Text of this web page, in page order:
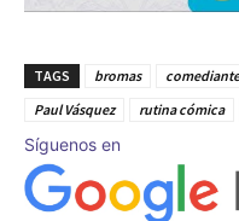
TAGS bromas
Paul Vásquez
rutina cómica
Síguenos en